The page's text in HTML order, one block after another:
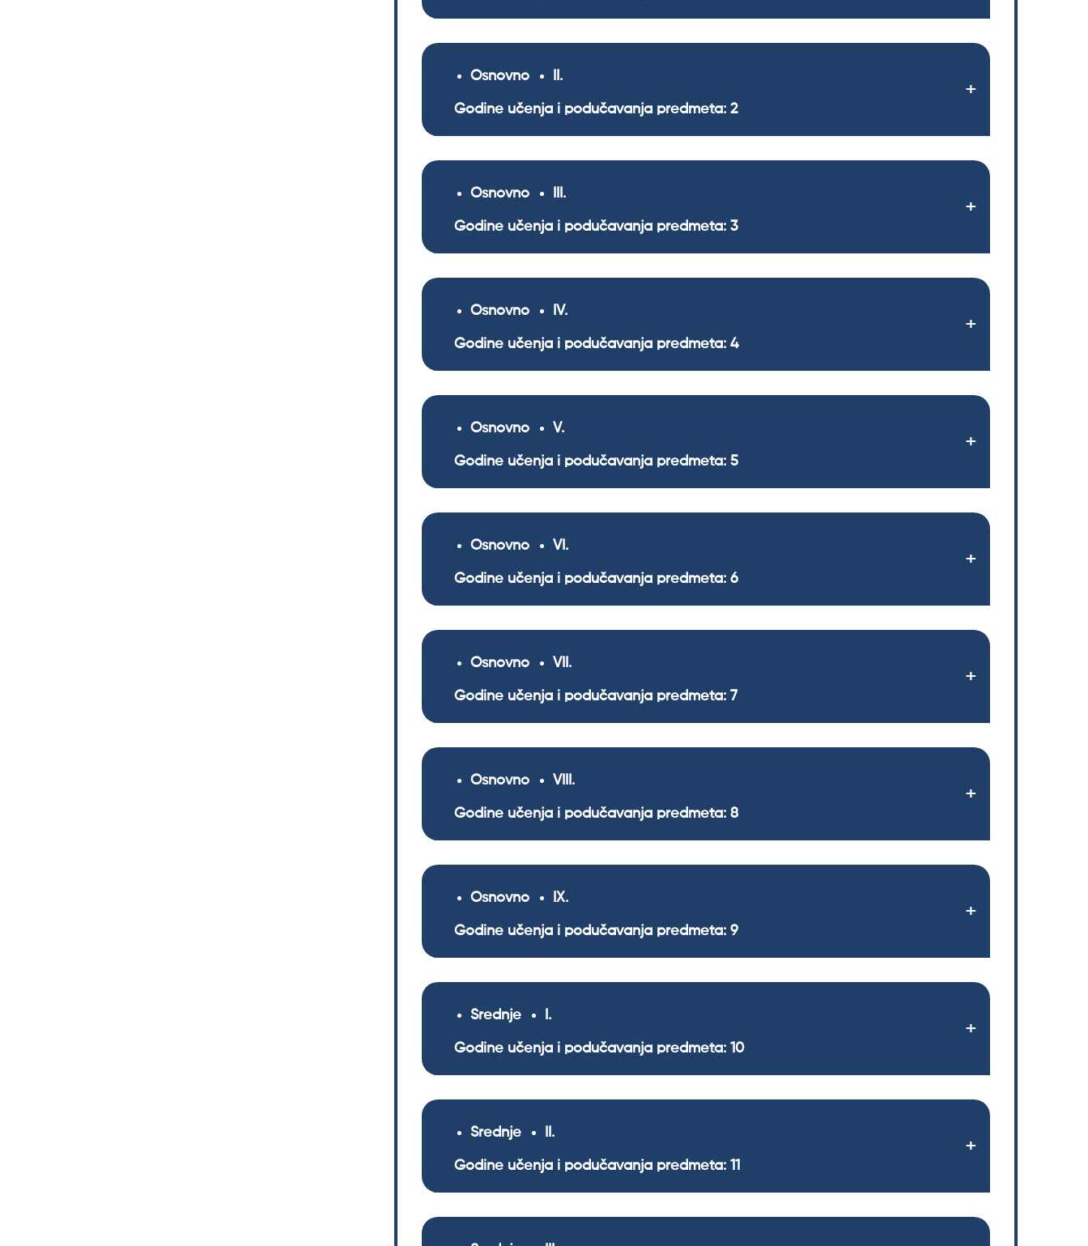
Osnovno
Godine učenja i podučavanja predmeta: 2
Osnovno
Godine učenja i podučavanja predmeta: 3
Osnovno IV
Godine učenja i podučavanja predmeta: 4
Osnovno V
Godine učenja i podučavanja predmeta: 5
Osnovno VI
Godine učenja i podučavanja predmeta: 6
Osnovno VII
Godine učenja i podučavanja predmeta: 7
Osnovno VIII
Godine učenja i podučavanja predmeta: 8
Osnovno IX
Godine učenja i podučavanja predmeta: 9
Srednje
Godine učenja i podučavanja predmeta: 10
Srednje
Godine učenja i podučavanja predmeta: 11